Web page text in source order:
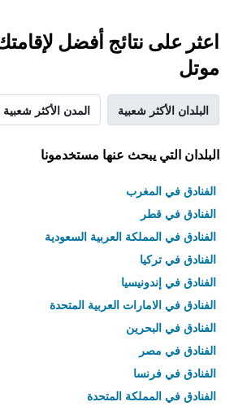
اعثر على نتائج أفضل
موتل
البلدان الأكثر شعبية المدن الأكثر شعبية
البلدان التي يبحث عنها مستخدمونا
الفنادق في المغرب
الفنادق في قطر
الفنادق في المملكة العربية السعودية
الفنادق في تركيا
الفنادق في إندونيسيا
الفنادق في الامارات العربية المتحدة
الفنادق في البحرين
الفنادق في مصر
الفنادق في فرنسا
الفنادق في المملكة المتحدة